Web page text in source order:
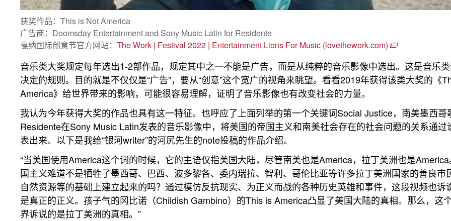
获奖作品：This is Not America
广告商：Doomsday Entertainment and Sony Music Latin for Residente
戛纳国际创意节官方网站：The Work | Festival 2022 | Entertainment Lions For Music (lovethework.com)
音乐类大奖规定每年选出1-2部作品，规定其中之一不能是广告，而是从纯粹的音乐影像中选出。这是音乐
决定的规则。目的就是不仅仅是“广告”，要从“创意”这个宽广的视角来眺望。看看2019年获得该类大奖的《
America》给世界带来的影响，可能很容易理解，证明了音乐影像也有改变社会的力量。
我认为今年获得大奖的作品也具有这一特征。也呼应了上面列举的第一个关键词Social Justice，南美墨西哥
Residente在Sony Music Latin发表的音乐影像中，将美国的帝国主义和南美社会存在的社会问题的关系通过
表出来。以下是我给“银河writer”的河尻先生的note投稿的作品介绍。
“当美国使用America这个词的时候，它的主语仅指美国大陆，尽管南美也是America，拉丁美洲也是
国主义难道不是牺牲了墨西哥、巴西、波多黎各、委内瑞拉、智利、哥伦比亚等许多拉丁美洲国家的善良市
自然资源等的基础上建立起来的吗？通过模仿反抗现实、为正义而战的各种历史英雄和事件，这段视频也诉
是真正的正义。孩子气的冈比诺（Childish Gambino）的This is America凸显了美国大陆的真相。那么，这
界诉说的是拉丁美洲的真相。”